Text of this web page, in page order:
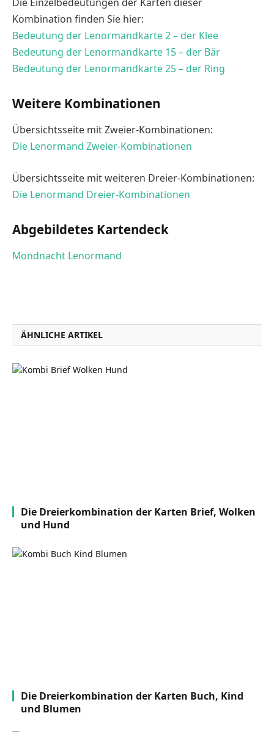
Die Einzelbedeutungen der Karten dieser
Kombination finden Sie hier:
Bedeutung der Lenormandkarte 2 – der Klee
Bedeutung der Lenormandkarte 15 – der Bär
Bedeutung der Lenormandkarte 25 – der Ring
Weitere Kombinationen
Übersichtsseite mit Zweier-Kombinationen:
Die Lenormand Zweier-Kombinationen
Übersichtsseite mit weiteren Dreier-Kombinationen:
Die Lenormand Dreier-Kombinationen
Abgebildetes Kartendeck
Mondnacht Lenormand
ÄHNLICHE ARTIKEL
Die Dreierkombination der Karten Brief, Wolken
und Hund
Die Dreierkombination der Karten Buch, Kind
und Blumen